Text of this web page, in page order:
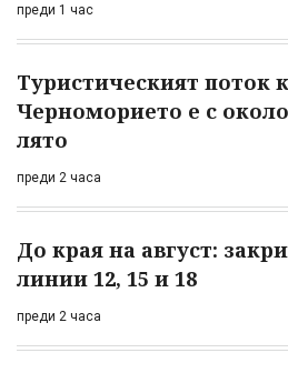
преди 1 час
Туристическият поток
Черноморието е с
лято
преди 2 часа
До края на август:
линии 12, 15 и 18
преди 2 часа